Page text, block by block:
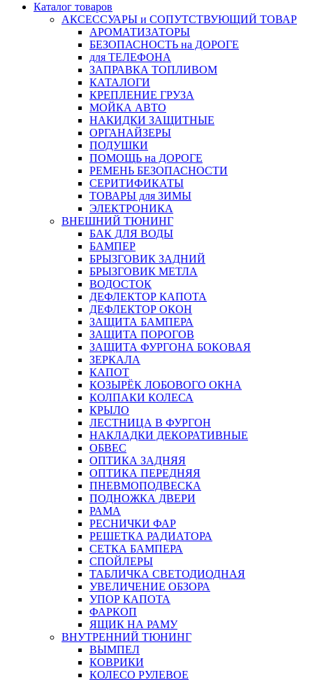
Каталог товаров
АКСЕССУАРЫ и СОПУТСТВУЮЩИЙ ТОВАР
АРОМАТИЗАТОРЫ
БЕЗОПАСНОСТЬ на ДОРОГЕ
для ТЕЛЕФОНА
ЗАПРАВКА ТОПЛИВОМ
КАТАЛОГИ
КРЕПЛЕНИЕ ГРУЗА
МОЙКА АВТО
НАКИДКИ ЗАЩИТНЫЕ
ОРГАНАЙЗЕРЫ
ПОДУШКИ
ПОМОЩЬ на ДОРОГЕ
РЕМЕНЬ БЕЗОПАСНОСТИ
СЕРИТИФИКАТЫ
ТОВАРЫ для ЗИМЫ
ЭЛЕКТРОНИКА
ВНЕШНИЙ ТЮНИНГ
БАК ДЛЯ ВОДЫ
БАМПЕР
БРЫЗГОВИК ЗАДНИЙ
БРЫЗГОВИК МЕТЛА
ВОДОСТОК
ДЕФЛЕКТОР КАПОТА
ДЕФЛЕКТОР ОКОН
ЗАЩИТА БАМПЕРА
ЗАЩИТА ПОРОГОВ
ЗАЩИТА ФУРГОНА БОКОВАЯ
ЗЕРКАЛА
КАПОТ
КОЗЫРЁК ЛОБОВОГО ОКНА
КОЛПАКИ КОЛЕСА
КРЫЛО
ЛЕСТНИЦА В ФУРГОН
НАКЛАДКИ ДЕКОРАТИВНЫЕ
ОБВЕС
ОПТИКА ЗАДНЯЯ
ОПТИКА ПЕРЕДНЯЯ
ПНЕВМОПОДВЕСКА
ПОДНОЖКА ДВЕРИ
РАМА
РЕСНИЧКИ ФАР
РЕШЕТКА РАДИАТОРА
СЕТКА БАМПЕРА
СПОЙЛЕРЫ
ТАБЛИЧКА СВЕТОДИОДНАЯ
УВЕЛИЧЕНИЕ ОБЗОРА
УПОР КАПОТА
ФАРКОП
ЯЩИК НА РАМУ
ВНУТРЕННИЙ ТЮНИНГ
ВЫМПЕЛ
КОВРИКИ
КОЛЕСО РУЛЕВОЕ